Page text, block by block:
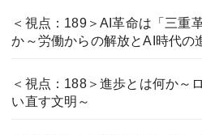
＜視点：189＞AI革命は「三重
か～労働からの解放とAI時代の
＜視点：188＞進歩とは何か～
い直す文明～